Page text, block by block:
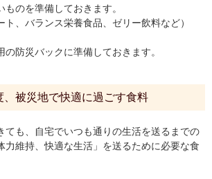
ものを準備しておきます。
ト、バランス栄養食品、ゼリー飲料など）
防災バックに準備しておきます。
、被災地で快適に過ごす食料
ても、自宅でいつも通りの生活を送るまでの
力維持、快適な生活」を送るために必要な食